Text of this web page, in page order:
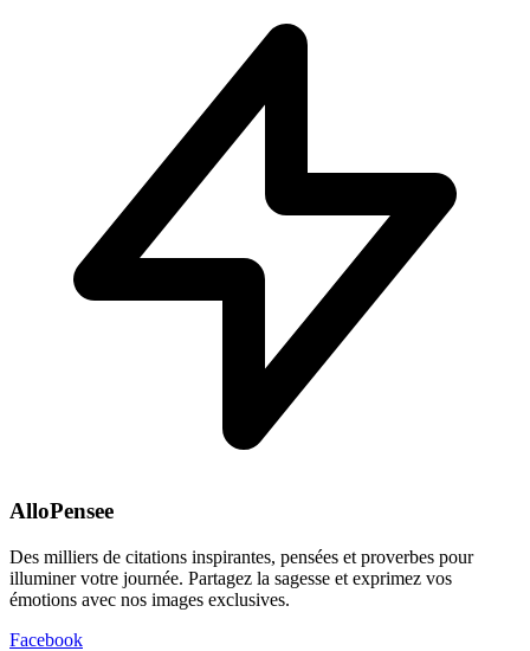
AlloPensee
Des milliers de citations inspirantes, pensées et proverbes pour
illuminer votre journée. Partagez la sagesse et exprimez vos
émotions avec nos images exclusives.
Facebook